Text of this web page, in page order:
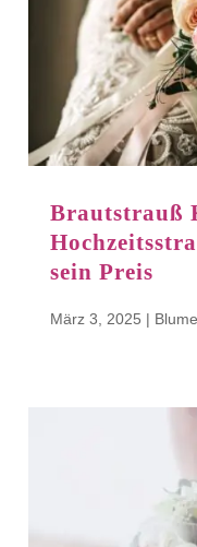
Brautstrauß
sein Preis
März 3, 2025 |